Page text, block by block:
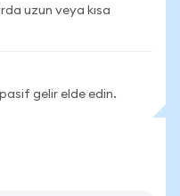
uzun veya kısa
gelir elde edin.